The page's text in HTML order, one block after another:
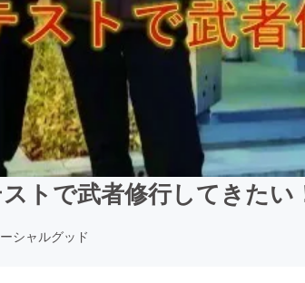
トで武者修行してきたい
シャルグッド